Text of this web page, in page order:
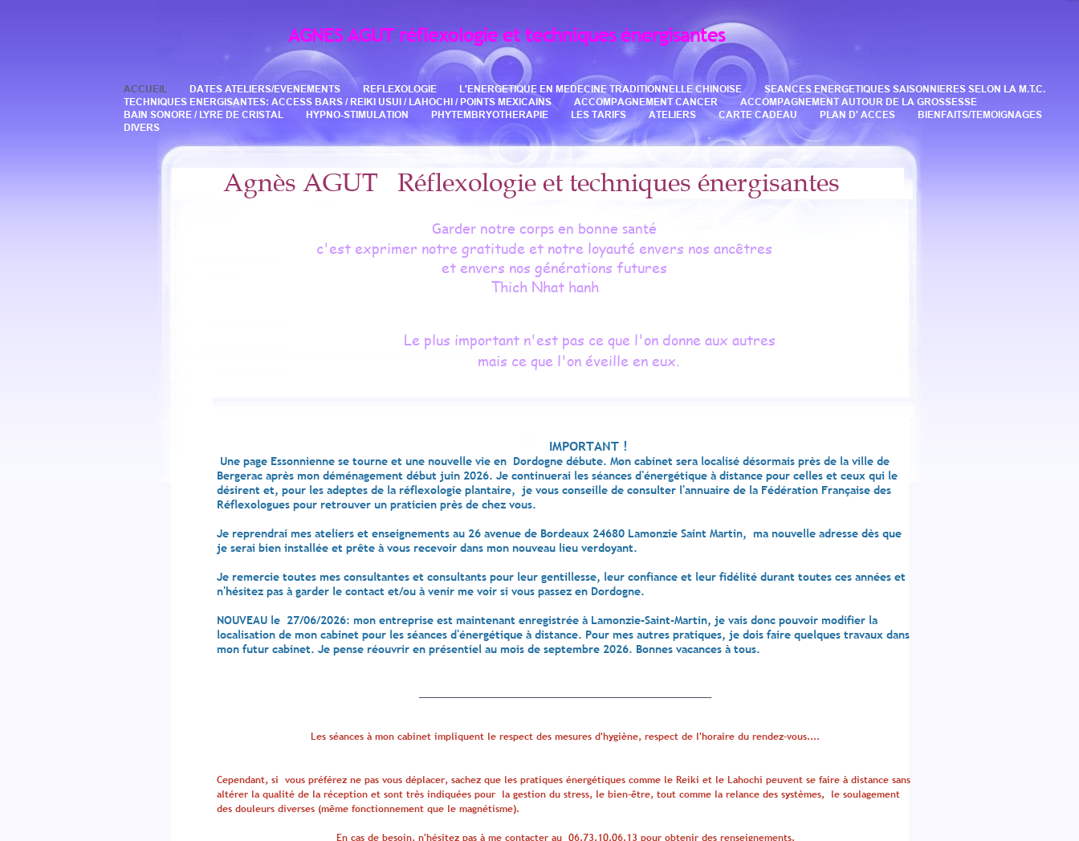
AGNES AGUTréflexologie et techniques énergisantes
ACCUEIL DATES ATELIERS/EVENEMENTS REFLEXOLOGIE L'ENERGETIQUE EN MEDECINE TRADITIONNELLE CHINOISE
SEANCES ENERGETIQUES SAISONNIERES SELON LA M.T.C.
TECHNIQUES ENERGISANTES: ACCESS BARS / REIKI USUI / LAHOCHI / POINTS MEXICAINS
ACCOMPAGNEMENT CANCER
ACCOMPAGNEMENT AUTOUR DE LA GROSSESSE
BAIN SONORE / LYRE DE CRISTAL
HYPNO-STIMULATION PHYTEMBRYOTHERAPIE LES TARIFS ATELIERS CARTE CADEAU PLAN D' ACCES
BIENFAITS/TEMOIGNAGES
DIVERS
Agnès AGUT Réflexologie et techniques énergisantes
Garder notre corps en bonne santé
c'est exprimer notre gratitude et notre loyauté envers nos ancêtres
et envers nos générations futures
Thich Nhat hanh
Le plus important n'est pas ce que l'on donne aux autres
mais ce que l'on éveille en eux.
IMPORTANT !
Une page Essonnienne se tourne et une nouvelle vie en Dordogne débute. Mon cabinet sera localisé désormais près de la ville de
Bergerac après mon déménagement début juin 2026. Je continuerai les séances d'énergétique à distance pour celles et ceux qui le
désirent et, pour les adeptes de la réflexologie plantaire, je vous conseille de consulter l'annuaire de la Fédération Française des
Réflexologues pour retrouver un praticien près de chez vous.
Je reprendrai mes ateliers et enseignements au 26 avenue de Bordeaux 24680 Lamonzie Saint Martin, ma nouvelle adresse dès que
je serai bien installée et prête à vous recevoir dans mon nouveau lieu verdoyant.
Je remercie toutes mes consultantes et consultants pour leur gentillesse, leur confiance et leur fidélité durant toutes ces années et
n'hésitez pas à garder le contact et/ou à venir me voir si vous passez en Dordogne.
NOUVEAU le 27/06/2026: mon entreprise est maintenant enregistrée à Lamonzie-Saint-Martin, je vais donc pouvoir modifier la
localisation de mon cabinet pour les séances d'énergétique à distance. Pour mes autres pratiques, je dois faire quelques travaux dans
mon futur cabinet. Je pense réouvrir en présentiel au mois de septembre 2026. Bonnes vacances à tous.
Les séances à mon cabinet impliquent le respect des mesures d'hygiène, respect de l'horaire du rendez-vous....
Cependant, si vous préférez ne pas vous déplacer, sachez que les pratiques énergétiques comme le Reiki et le Lahochi peuvent se faire à distance sans
altérer la qualité de la réception et sont très indiquées pour la gestion du stress, le bien-être, tout comme la relance des systèmes, le soulagement
des douleurs diverses (même fonctionnement que le magnétisme).
En cas de besoin, n'hésitez pas à me contacter au 06.73.10.06.13 pour obtenir des renseignements.